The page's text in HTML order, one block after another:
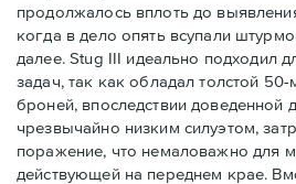
продолжалось вплоть до
когда в дело опять всупали
далее. Stug III идеально подходил
задач, так как обладал толстой
броней, впоследствии доведенной
чрезвычайно низким силуэтом,
поражение, что немаловажно для
действующей на переднем крае.